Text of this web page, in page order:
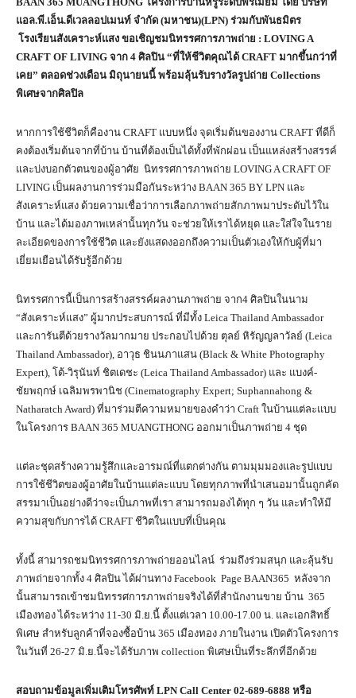
แอล.พี.เอ็น.ดีเวลลอปเมนท์ จำกัด (มหาชน)(LPN) ร่วมกับพันธมิตร
โรงเรียนสังเคราะห์แสง ขอเชิญชมนิทรรศการภาพถ่าย : LOVING A
CRAFT OF LIVING จาก 4 ศิลปิน “ที่ให้ชีวิตคุณได้ CRAFT มากขึ้นกว่าที่
เคย” ตลอดช่วงเดือน มิถุนายนนี้ พร้อมลุ้นรับรางวัลรูปถ่าย Collections
พิเศษจากศิลปิล
หากการใช้ชีวิตก็คืองาน CRAFT แบบหนึ่ง จุดเริ่มต้นของงาน CRAFT ที่ดีก็
คงต้องเริ่มต้นจากที่บ้าน บ้านที่ต้องเป็นได้ทั้งที่พักผ่อน เป็นแหล่งสร้างสรรค์
และบ่งบอกตัวตนของผู้อาศัย นิทรรศการภาพถ่าย LOVING A CRAFT OF
LIVING เป็นผลงานการร่วมมือกันระหว่าง BAAN 365 BY LPN และ
สังเคราะห์แสง ด้วยความเชื่อว่าการเลือกภาพถ่ายสักภาพมาประดับไว้ใน
บ้าน และได้มองภาพเหล่านั้นทุกวัน จะช่วยให้เราได้หยุด และใส่ใจในราย
ละเอียดของการใช้ชีวิต และยังแสดงออกถึงความเป็นตัวเองให้กับผู้ที่มา
เยี่ยมเยือนได้รับรู้อีกด้วย
นิทรรศการนี้เป็นการสร้างสรรค์ผลงานภาพถ่าย จาก4 ศิลปินในนาม
“สังเคราะห์แสง” ผู้มากประสบการณ์ ที่มีทั้ง Leica Thailand Ambassador
และการันตีด้วยรางวัลมากมาย ประกอบไปด้วย ตุลย์ หิรัญญลาวัลย์ (Leica
Thailand Ambassador), อาวุธ ชินนภาแสน (Black & White Photography
Expert), โต้-วิรุนันท์ ชิตเดชะ (Leica Thailand Ambassador) และ แบงค์-
ชัยพฤกษ์ เฉลิมพรพานิช (Cinematography Expert; Suphannahong &
Natharatch Award) ที่มาร่วมตีความหมายของคำว่า Craft ในบ้านแต่ละแบบ
ในโครงการ BAAN 365 MUANGTHONG ออกมาเป็นภาพถ่าย 4 ชุด
แต่ละชุดสร้างความรู้สึกและอารมณ์ที่แตกต่างกัน ตามมุมมองและรูปแบบ
การใช้ชีวิตของผู้อาศัยในบ้านแต่ละแบบ โดยทุกภาพที่นำเสนอมานั้นถูกคัด
สรรมาเป็นอย่างดีว่าจะเป็นภาพที่เรา สามารถมองได้ทุก ๆ วัน และทำให้มี
ความสุขกับการได้ CRAFT ชีวิตในแบบที่เป็นคุณ
ทั้งนี้ สามารถชมนิทรรศการภาพถ่ายออนไลน์ ร่วมถึงร่วมสนุก และลุ้นรับ
ภาพถ่ายจากทั้ง 4 ศิลปิน ได้ผ่านทาง Facebook Page BAAN365 หลังจาก
นั้นสามารถเข้าชมนิทรรศการภาพถ่ายจริงได้ที่สำนักงานขาย บ้าน 365
เมืองทอง ได้ระหว่าง 11-30 มิ.ย.นี้ ตั้งแต่เวลา 10.00-17.00 น. และเอกสิทธิ์
พิเศษ สำหรับลูกค้าที่จองซื้อบ้าน 365 เมืองทอง ภายในงาน เปิดตัวโครงการ
ในวันที่ 26-27 มิ.ย.นี้จะได้รับภาพ collection พิเศษเป็นที่ระลึกที่อีกด้วย
สอบถามข้อมูลเพิ่มเติมโทรศัพท์ LPN Call Center 02-689-6888 หรือ